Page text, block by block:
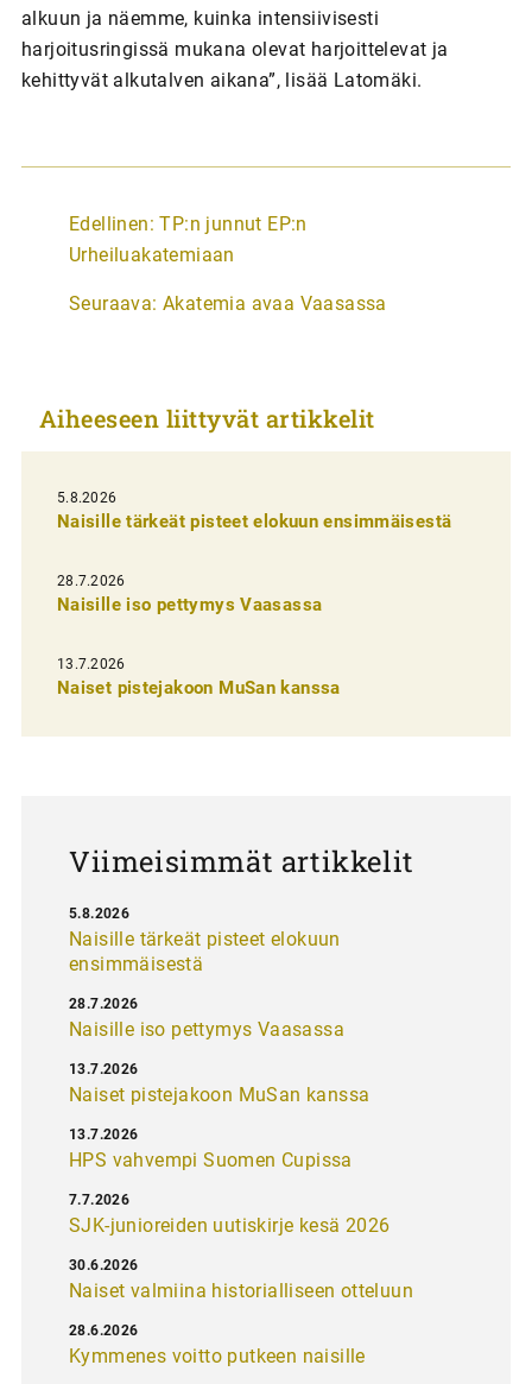
alkuun ja näemme, kuinka intensiivisesti
harjoitusringissä mukana olevat harjoittelevat ja
kehittyvät alkutalven aikana”, lisää Latomäki.
A
r
i
e
i
e
n
s
e
l
Edellinen: TP:n junnut EP:n
Urheiluakatemiaan
Seuraava: Akatemia avaa Vaasassa
Aiheeseen liittyvät artikkelit
5.8.2026
Naisille tärkeät pisteet elokuun ensimmäisestä
28.7.2026
Naisille iso pettymys Vaasassa
13.7.2026
Naiset pistejakoon MuSan kanssa
Viimeisimmät artikkelit
Naisille tärkeät pisteet elokuun
ensimmäisestä
5.8.2026
Naisille iso pettymys Vaasassa
28.7.2026
Naiset pistejakoon MuSan kanssa
13.7.2026
HPS vahvempi Suomen Cupissa
13.7.2026
SJK-junioreiden uutiskirje kesä 2026
7.7.2026
Naiset valmiina historialliseen otteluun
30.6.2026
Kymmenes voitto putkeen naisille
28.6.2026